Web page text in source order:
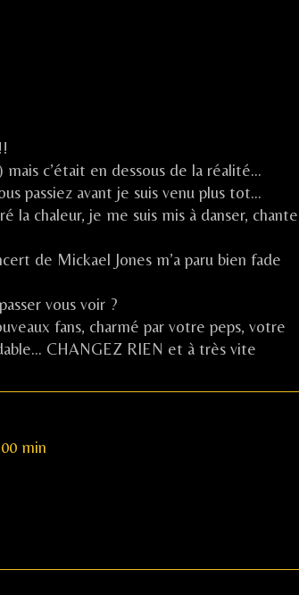
c’était en dessous de la réalité…
passiez avant je suis venu plus tot…
la chaleur, je me suis mis à danser,
de Mickael Jones m’a paru bien fade
vous voir ?
fans, charmé par votre peps, votre
CHANGEZ RIEN et à très vite
min